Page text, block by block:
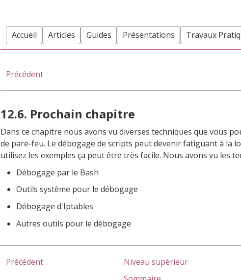
Accueil Articles Guides Présentations Travaux
Précédent
12.6. Prochain chapitre
Dans ce chapitre nous avons vu diverses techniques que vous
de pare-feu. Le débogage de scripts peut devenir fatiguant à la
utilisez les exemples ça peut être très facile. Nous avons vu les
Débogage par le Bash
Outils système pour le débogage
Débogage d'Iptables
Autres outils pour le débogage
Précédent Niveau supérieur